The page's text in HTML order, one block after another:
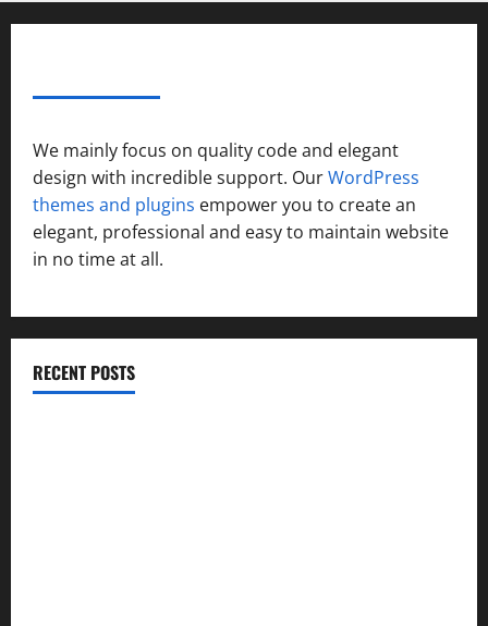
We mainly focus on quality code and elegant
design with incredible support. OurWordPress
themes and plugins empower you to create an
elegant, professional and easy to maintain website
in no time at all.
RECENT POSTS